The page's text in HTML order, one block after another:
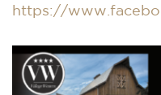
https://